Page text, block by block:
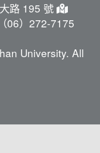
路 195 號
06）272-7175
University. All